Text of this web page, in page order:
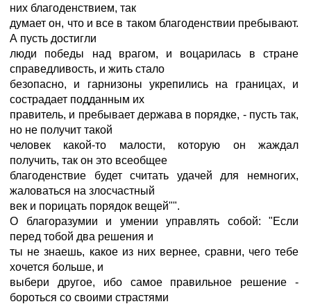
них благоденствием, так
думает он, что и все в таком благоденствии пребывают.
А пусть достигли
люди победы над врагом, и воцарилась в стране
справедливость, и жить стало
безопасно, и гарнизоны укрепились на границах, и
сострадает подданным их
правитель, и пребывает держава в порядке, - пусть так,
но не получит такой
человек какой-то малости, которую он жаждал
получить, так он это всеобщее
благоденствие будет считать удачей для немногих,
жаловаться на злосчастный
век и порицать порядок вещей"".
О благоразумии и умении управлять собой: "Если
перед тобой два решения и
ты не знаешь, какое из них вернее, сравни, чего тебе
хочется больше, и
выбери другое, ибо самое правильное решение -
бороться со своими страстями